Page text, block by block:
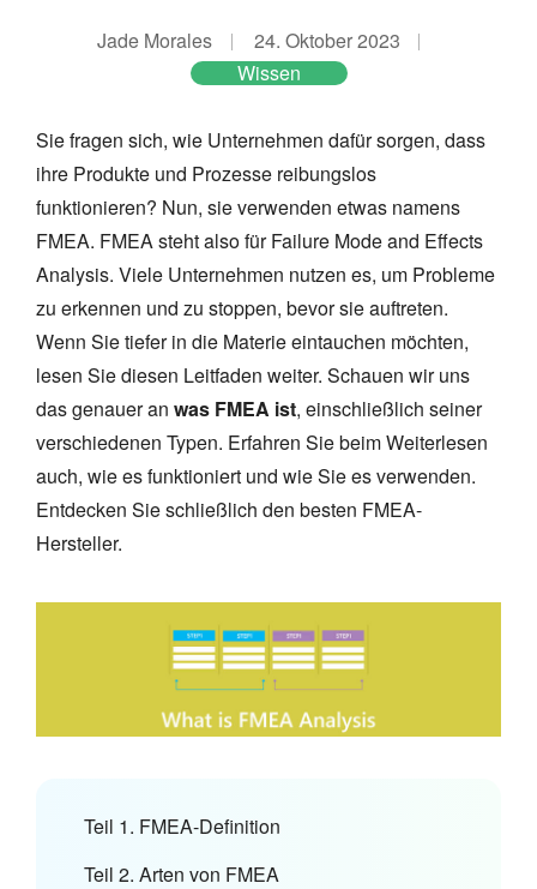
Jade Morales
24. Oktober 2023
Wissen
Sie fragen sich, wie Unternehmen dafür sorgen, dass
ihre Produkte und Prozesse reibungslos
funktionieren? Nun, sie verwenden etwas namens
FMEA. FMEA steht also für Failure Mode and Effects
Analysis. Viele Unternehmen nutzen es, um Probleme
zu erkennen und zu stoppen, bevor sie auftreten.
Wenn Sie tiefer in die Materie eintauchen möchten,
lesen Sie diesen Leitfaden weiter. Schauen wir uns
das genauer an was FMEA ist, einschließlich seiner
verschiedenen Typen. Erfahren Sie beim Weiterlesen
auch, wie es funktioniert und wie Sie es verwenden.
Entdecken Sie schließlich den besten FMEA-
Hersteller.
Teil 1. FMEA-Definition
Teil 2. Arten von FMEA